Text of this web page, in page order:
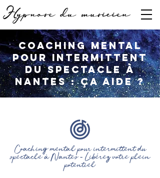
Coaching mental
pour intermittent
du spectacle à
Nantes : ça aide ?
Coaching mental pour intermittent du
spectacle à Nantes - Libérez votre plein
potentiel